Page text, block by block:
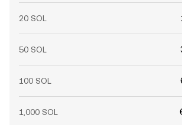
20 SOL
50 SOL
100 SOL
1,000 SOL